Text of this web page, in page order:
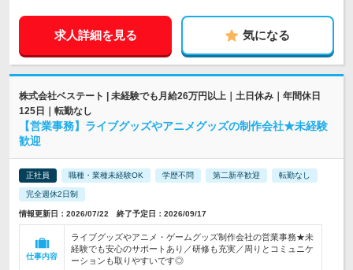
求人詳細を見る 気になる
株式会社ベステート | 未経験でも月給26万円以上｜土日休み｜年間休日
125日｜転勤なし
【営業事務】ライブグッズやアニメグッズの制作会社★未経験
歓迎
正社員 職種・業種未経験OK 学歴不問 第二新卒歓迎 転勤なし
完全週休2日制
情報更新日：2026/07/22 終了予定日：2026/09/17
仕事内容
ライブグッズやアニメ・ゲームグッズ制作会社の営業事務★未
経験でも安心のサポートあり／研修も充実／周りとコミュニケ
ーションも取りやすいです◎